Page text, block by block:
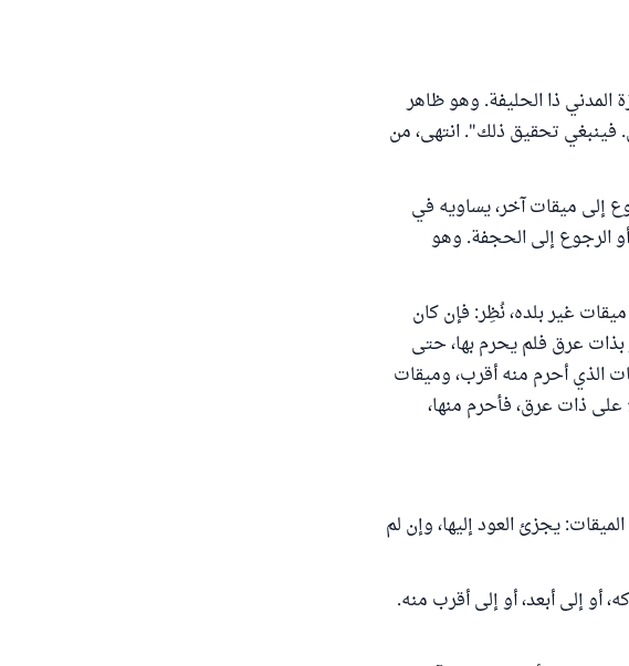
ذا الحليفة. وهو ظاهر
فينبغي تحقيق ذلك". انتهى، من
إلى ميقات آخر، يساويه في
الرجوع إلى الحجفة. وهو
غير بلده، نُظِر: فإن كان
بذات عرق فلم يحرم بها، حتى
الذي أحرم منه أقرب، وميقات
على ذات عرق، فأحرم منها،
[كان] مثلَ مسافة الميقات: يجزئ العود إليها، وإن لم
أو إلى أبعد، أو إلى أقرب منه.